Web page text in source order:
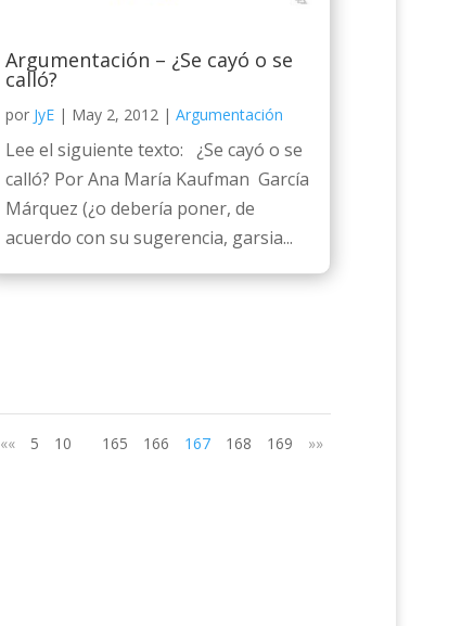
Argumentación – ¿Se cayó o se
calló?
por JyE| May 2, 2012| Argumentación
Lee el siguiente texto: ¿Se cayó o se
calló? Por Ana María Kaufman García
Márquez (¿o debería poner, de
acuerdo con su sugerencia, garsia...
«« 5 10 165 166 167 168 169 »»